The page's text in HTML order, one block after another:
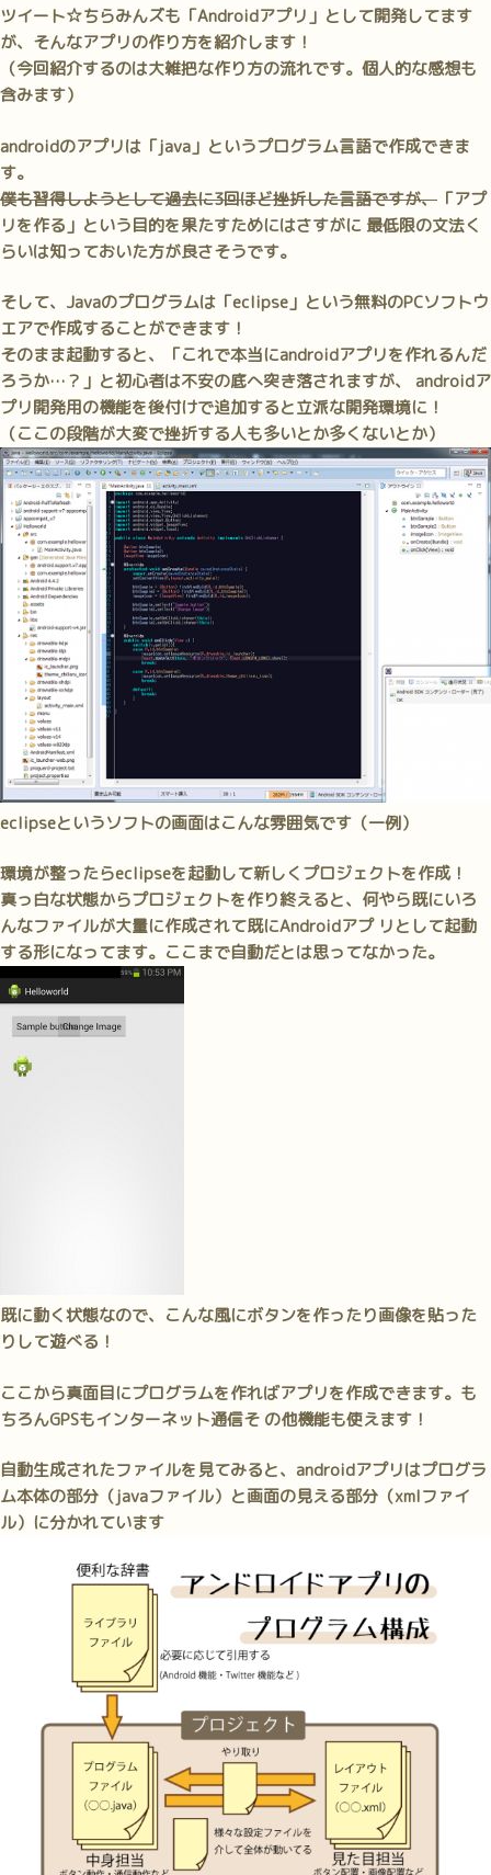
ツイート☆ちらみんズも「Androidアプリ」として開発してます
が、そんなアプリの作り方を紹介します！
（今回紹介するのは大雑把な作り方の流れです。個人的な感想も
含みます）
androidのアプリは「java」というプログラム言語で作成できま
す。
僕も習得しようとして過去に3回ほど挫折した言語ですが、 「アプ
リを作る」という目的を果たすためにはさすがに 最低限の文法く
らいは知っておいた方が良さそうです。
そして、Javaのプログラムは「eclipse」という無料のPCソフトウ
エアで作成することができます！
そのまま起動すると、
「これで本当にandroidアプリを作れるんだ
ろうか…？」と初心者は不安の底へ突き落されますが、 androidア
プリ開発用の機能を後付けで追加すると立派な開発環境に！
（ここの段階が大変で挫折する人も多いとか多くないとか）
eclipseというソフトの画面はこんな雰囲気です（一例）
環境が整ったらeclipseを起動して新しくプロジェクトを作成！
真っ白な状態からプロジェクトを作り終えると、何やら既にいろ
んなファイルが大量に作成されて既にAndroidアプ リとして起動
する形になってます。 ここまで自動だとは思ってなかった。
既に動く状態なので、こんな風にボタンを作ったり画像を貼った
りして遊べる！
ここから真面目にプログラムを作ればアプリを作成できます。も
ちろんGPSもインターネット通信そ の他機能も使えます！
自動生成されたファイルを見てみると、androidアプリはプログラ
ム本体の部分（javaファイル）と画面の見える部分（xmlファイ
ル）に分かれています